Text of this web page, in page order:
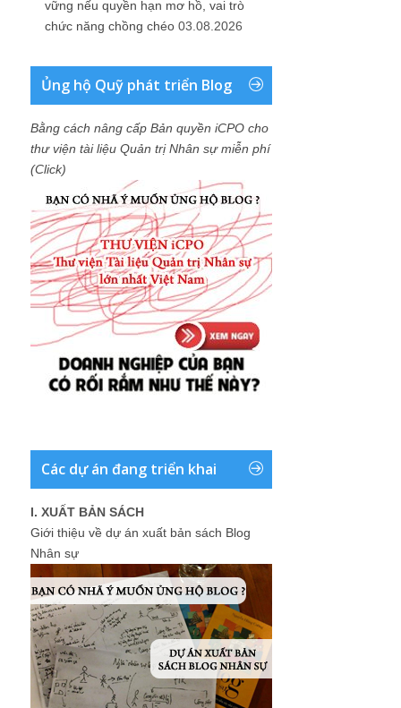
vững nếu quyền hạn mơ hồ, vai trò
chức năng chồng chéo 03.08.2026
Ủng hộ Quỹ phát triển Blog
Bằng cách nâng cấp Bản quyền iCPO cho
thư viện tài liệu Quản trị Nhân sự miễn phí
(Click)
Các dự án đang triển khai
I. XUẤT BẢN SÁCH
Giới thiệu về dự án xuất bản sách Blog
Nhân sự